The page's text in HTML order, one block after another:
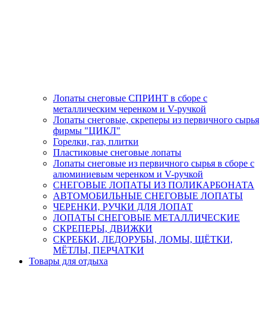
Лопаты снеговые СПРИНТ в сборе с
металлическим черенком и V-ручкой
Лопаты снеговые, скреперы из первичного сырья
фирмы "ЦИКЛ"
Горелки, газ, плитки
Пластиковые снеговые лопаты
Лопаты снеговые из первичного сырья в сборе с
алюминиевым черенком и V-ручкой
СНЕГОВЫЕ ЛОПАТЫ ИЗ ПОЛИКАРБОНАТА
АВТОМОБИЛЬНЫЕ СНЕГОВЫЕ ЛОПАТЫ
ЧЕРЕНКИ, РУЧКИ ДЛЯ ЛОПАТ
ЛОПАТЫ СНЕГОВЫЕ МЕТАЛЛИЧЕСКИЕ
СКРЕПЕРЫ, ДВИЖКИ
СКРЕБКИ, ЛЕДОРУБЫ, ЛОМЫ, ЩЁТКИ,
МЁТЛЫ, ПЕРЧАТКИ
Товары для отдыха